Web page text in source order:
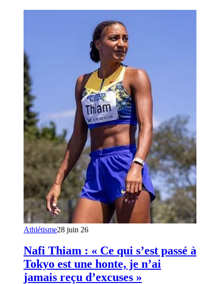
Athlétisme28 juin 26
Nafi Thiam : « Ce qui s’est passé à
Tokyo est une honte, je n’ai
jamais reçu d’excuses »